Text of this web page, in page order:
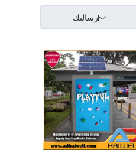
رسالتك